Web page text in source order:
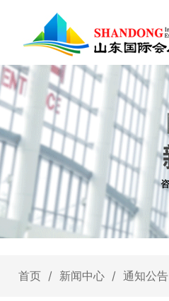
首页 / 新闻中心 / 通知公告